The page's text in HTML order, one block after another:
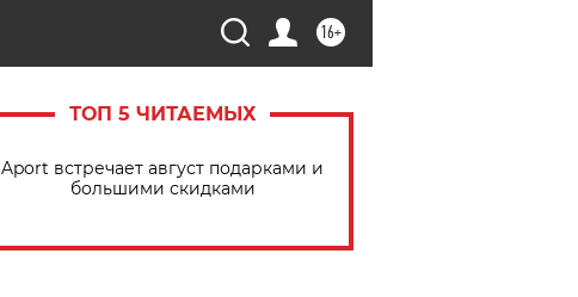
16+
ТОП 5 ЧИТАЕМЫХ
Aport встречает август подарками и
большими скидками